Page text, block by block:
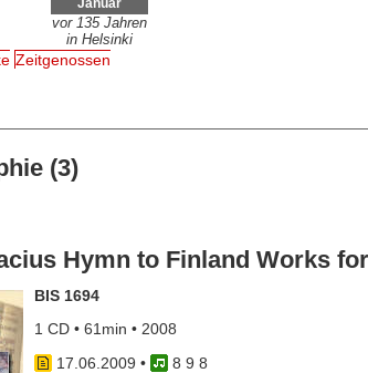
Januar
vor 135 Jahren
in Helsinki
Zeitgenossen
(3)
Hymn to Finland Works
BIS 1694
1 CD • 61min • 2008
17.06.2009 •
8 9 8